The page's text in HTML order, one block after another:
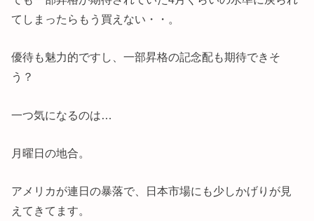
てしまったらもう買えない・・。
優待も魅力的ですし、一部昇格の記念配も期待できそ
う？
一つ気になるのは…
月曜日の地合。
アメリカが連日の暴落で、日本市場にも少しかげりが見
えてきてます。